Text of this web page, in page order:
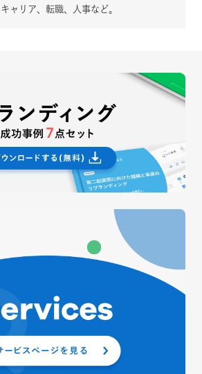
ャリア、転職、人事など。